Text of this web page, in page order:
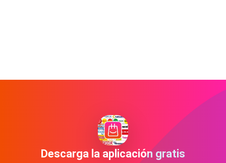
Descarga la aplicación gratis